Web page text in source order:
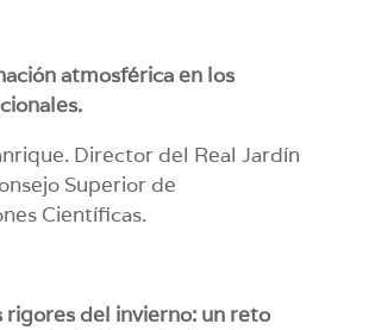
atmosférica en los
Director del Real Jardín
Superior de
Científicas.
del invierno: un reto